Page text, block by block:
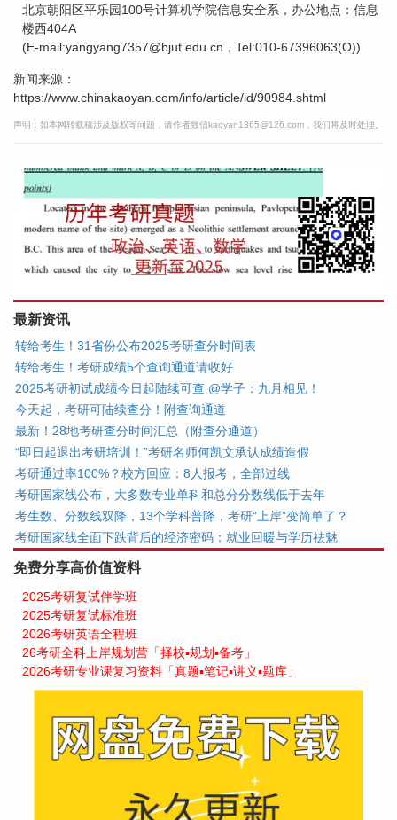
北京朝阳区平乐园100号计算机学院信息安全系，办公地点：信息
楼西404A
(E-mail:yangyang7357@bjut.edu.cn，Tel:010-67396063(O))
新闻来源：
https://www.chinakaoyan.com/info/article/id/90984.shtml
声明：如本网转载稿涉及版权等问题，请作者致信kaoyan1365@126.com，我们将及时处理。
最新资讯
转给考生！31省份公布2025考研查分时间表
转给考生！考研成绩5个查询通道请收好
2025考研初试成绩今日起陆续可查 @学子：九月相见！
今天起，考研可陆续查分！附查询通道
最新！28地考研查分时间汇总（附查分通道）
“即日起退出考研培训！”考研名师何凯文承认成绩造假
考研通过率100%？校方回应：8人报考，全部过线
考研国家线公布，大多数专业单科和总分分数线低于去年
考生数、分数线双降，13个学科普降，考研“上岸”变简单了？
考研国家线全面下跌背后的经济密码：就业回暖与学历祛魅
免费分享高价值资料
2025考研复试伴学班
2025考研复试标准班
2026考研英语全程班
26考研全科上岸规划营「择校▪规划▪备考」
2026考研专业课复习资料「真题▪笔记▪讲义▪题库」